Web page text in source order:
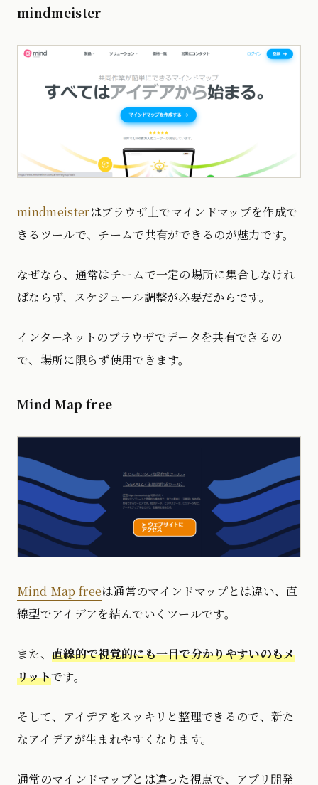
mindmeister
mindmeisterはブラウザ上でマインドマップを作成で
きるツールで、チームで共有ができるのが魅力です。
なぜなら、通常はチームで一定の場所に集合しなけれ
ばならず、スケジュール調整が必要だからです。
インターネットのブラウザでデータを共有できるの
で、場所に限らず使用できます。
Mind Map free
Mind Map freeは通常のマインドマップとは違い、直
線型でアイデアを結んでいくツールです。
また、 直線的で視覚的にも一目で分かりやすいのもメ
リットです。
そして、アイデアをスッキリと整理できるので、新た
なアイデアが生まれやすくなります。
通常のマインドマップとは違った視点で、アプリ開発